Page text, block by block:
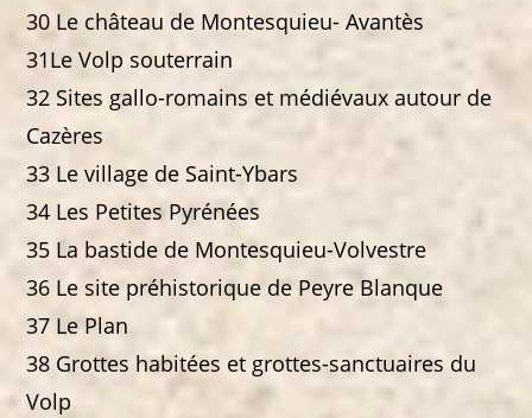
30 Le château de Montesquieu- Avantès
31Le Volp souterrain
32 Sites gallo-romains et médiévaux autour de
Cazères
33 Le village de Saint-Ybars
34 Les Petites Pyrénées
35 La bastide de Montesquieu-Volvestre
36 Le site préhistorique de Peyre Blanque
37 Le Plan
38 Grottes habitées et grottes-sanctuaires du
Volp